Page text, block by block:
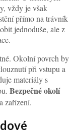
poloha může
promyšlené
relaxace.
faktorů najednou.
elektrických
soukromí.
výsledkem
podle prvního